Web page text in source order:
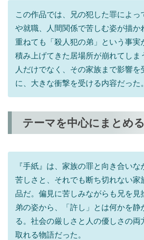
この作品では、兄の犯した罪によっ
や就職、人間関係で苦しむ姿が描か
重ねても「殺人犯の弟」という事実
積み上げてきた居場所が崩れてしま
人だけでなく、その家族まで影響を
に、大きな衝撃を受ける内容だった。
テーマを中心にまとめ
『手紙』は、家族の罪と向き合い
苦しさと、それでも断ち切れない家
品だ。偏見に苦しみながらも兄を見
弟の姿から、「許し」とは何かを静
る。社会の厳しさと人の優しさの両
取れる物語だった。